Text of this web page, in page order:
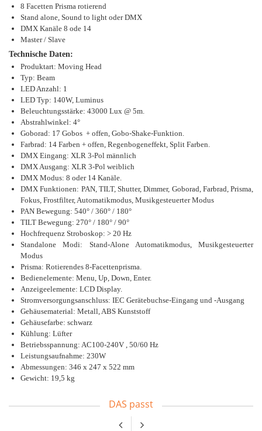
8 Facetten Prisma rotierend
Stand alone, Sound to light oder DMX
DMX Kanäle 8 ode 14
Master / Slave
Technische Daten:
Produktart: Moving Head
Typ: Beam
LED Anzahl: 1
LED Typ: 140W, Luminus
Beleuchtungsstärke: 43000 Lux @ 5m.
Abstrahlwinkel: 4°
Goborad: 17 Gobos + offen, Gobo-Shake-Funktion.
Farbrad: 14 Farben + offen, Regenbogeneffekt, Split Farben.
DMX Eingang: XLR 3-Pol männlich
DMX Ausgang: XLR 3-Pol weiblich
DMX Modus: 8 oder 14 Kanäle.
DMX Funktionen: PAN, TILT, Shutter, Dimmer, Goborad, Farbrad, Prisma,
Fokus, Frostfilter, Automatikmodus, Musikgesteuerter Modus
PAN Bewegung: 540° / 360° / 180°
TILT Bewegung: 270° / 180° / 90°
Hochfrequenz Stroboskop: > 20 Hz
Standalone Modi: Stand-Alone Automatikmodus, Musikgesteuerter
Modus
Prisma: Rotierendes 8-Facettenprisma.
Bedienelemente: Menu, Up, Down, Enter.
Anzeigeelemente: LCD Display.
Stromversorgungsanschluss: IEC Gerätebuchse-Eingang und -Ausgang
Gehäusematerial: Metall, ABS Kunststoff
Gehäusefarbe: schwarz
Kühlung: Lüfter
Betriebsspannung: AC100-240V , 50/60 Hz
Leistungsaufnahme: 230W
Abmessungen: 346 x 247 x 522 mm
Gewicht: 19,5 kg
DAS passt